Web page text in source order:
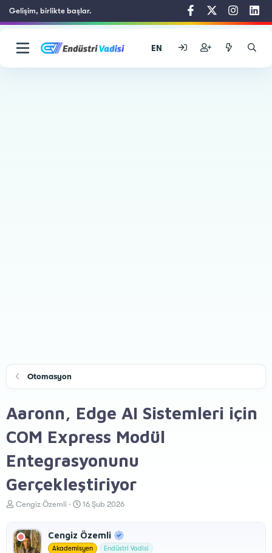
Gelişim, birlikte başlar.
EN
Otomasyon
Aaronn, Edge AI Sistemleri için
COM Express Modül
Entegrasyonunu
Gerçekleştiriyor
K
u
y
Cengiz Özemli
B
l
a
16 Şub 2026
Cengiz Özemli
Akademisyen Endüstri Vadisi